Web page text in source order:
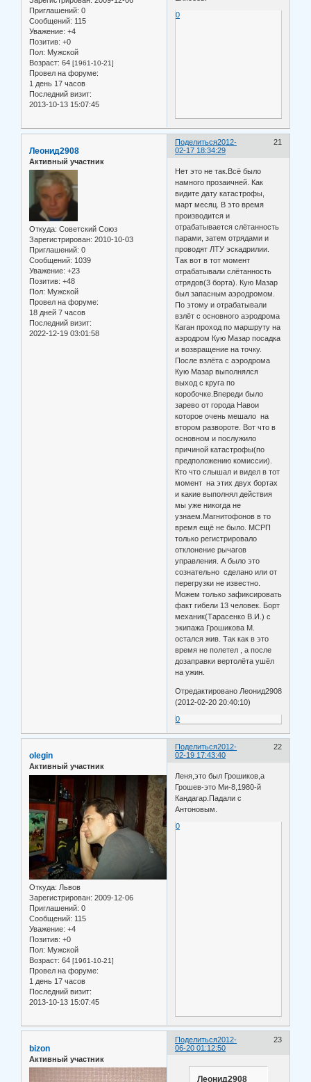
Приглашений: 0
Сообщений: 115
Уважение: +4
Позитив: +0
Пол: Мужской
Возраст: 64 [1961-10-21]
Провел на форуме:
1 день 17 часов
Последний визит:
2013-10-13 15:07:45
0
Поделиться 21
2012-
02-17 18:34:29
Леонид2908
Активный участник
Откуда: Советский Союз
Зарегистрирован: 2010-10-03
Приглашений: 0
Сообщений: 1039
Уважение: +23
Позитив: +48
Пол: Мужской
Провел на форуме:
18 дней 7 часов
Последний визит:
2022-12-19 03:01:58
Нет это не так.Всё было
намного прозаичней. Как
видите дату катастрофы,
март месяц. В это время
производится и
отрабатывается слётанность
парами, затем отрядами и
проводят ЛТУ эскадрилии.
Так вот в тот момент
отрабатывали слётанность
отрядов(3 борта). Кую Мазар
был запасным аэродромом.
По этому и отрабатывали
взлёт с основного аэродрома
Каган проход по маршруту на
аэродром Кую Мазар посадка
и возвращение на точку.
После взлёта с аэродрома
Кую Мазар выполнялся
выход с круга по
коробочке.Впереди было
зарево от города Навои
которое очень мешало на
втором развороте. Вот что в
основном и послужило
причиной катастрофы(по
предположению комиссии).
Кто что слышал и видел в тот
момент на этих двух бортах
и какие выполнял действия
мы уже никогда не
узнаем.Магнитофонов в то
время ещё не было. МСРП
только регистрировало
отклонение рычагов
управления. А было это
сознательно сделано или от
перегрузки не известно.
Можем только зафиксировать
факт гибели 13 человек. Борт
механик(Тарасенко В.И.) с
экипажа Грошикова М.
остался жив. Так как в это
время не полетел , а после
дозаправки вертолёта ушёл
на ужин.
Отредактировано Леонид2908
(2012-02-20 20:40:10)
0
Поделиться 22
2012-
02-19 17:43:40
olegin
Активный участник
Откуда: Львов
Зарегистрирован: 2009-12-06
Приглашений: 0
Сообщений: 115
Уважение: +4
Позитив: +0
Пол: Мужской
Возраст: 64 [1961-10-21]
Провел на форуме:
1 день 17 часов
Последний визит:
2013-10-13 15:07:45
Леня,это был Грошиков,а
Грошев-это Ми-8,1980-й
Кандагар.Падали с
Антоновым.
0
Поделиться 23
2012-
06-20 01:12:50
bizon
Активный участник
Леонид2908